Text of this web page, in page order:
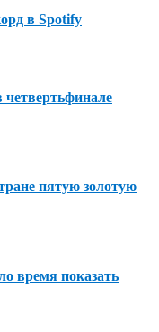
в Spotify
пятую золотую
время показать